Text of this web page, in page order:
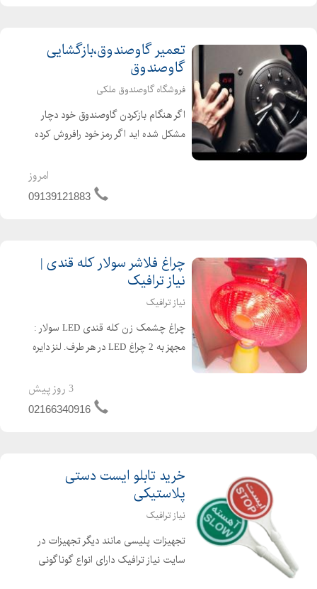
تعمیر گاوصندوق،بازگشایی
گاوصندوق
فروشگاه گاوصندوق ملکی
اگر هنگام بازکردن گاوصندوق خود دچار
مشکل شده اید اگر رمز خود رافروش کرده
باتیم متخصص فروشگاه گاوصندوق نسوز
ملکی تماس بگیرید تادر کوتاهترین زمان
امروز
09139121883
چراغ فلاشر سولار کله قندی |
نیاز ترافیک
نیاز ترافیک
چراغ چشمک زن کله قندی LED سولار :
مجهز به 2 چراغ LED در هر طرف. لنز دایره
فلاشر ) با سرعت 105 فلش در هر دقیقه.
دارای باطری 2300 میلی آمپر ( 24 ساعت
3 روز پیش
02166340916
خرید تابلو ایست دستی
پلاستیکی
نیاز ترافیک
تجهیزات پلیسی مانند دیگر تجهیزات در
سایت نیاز ترافیک دارای انواع گوناگونی